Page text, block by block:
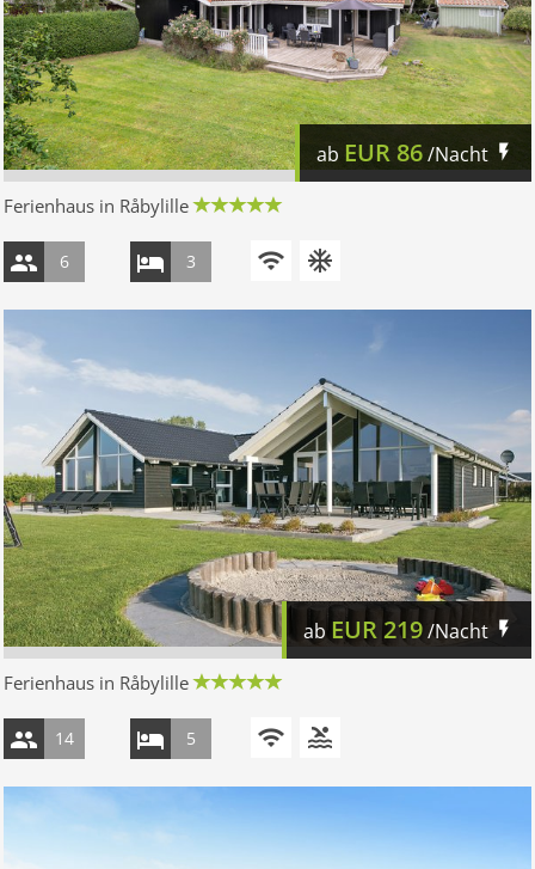
ab EUR 86/Nacht
Ferienhaus in Råbylille
6 3
ab EUR219/Nacht
Ferienhaus in Råbylille
14 5